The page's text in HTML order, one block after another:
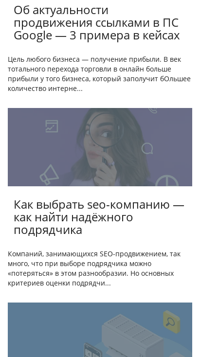
Об актуальности
продвижения ссылками в ПС
Google — 3 примера в кейсах
Цель любого бизнеса — получение прибыли. В век
тотального перехода торговли в онлайн больше
прибыли у того бизнеса, который заполучит бОльшее
количество интерне...
Как выбрать seo-компанию —
как найти надёжного
подрядчика
Компаний, занимающихся SEO-продвижением, так
много, что при выборе подрядчика можно
«потеряться» в этом разнообразии. Но основных
критериев оценки подрядчи...